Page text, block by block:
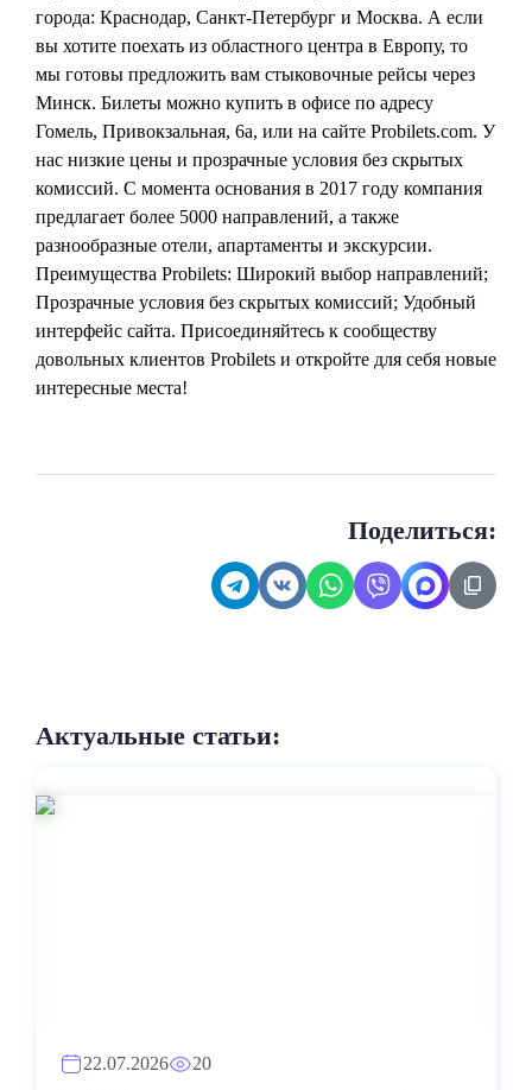
города: Краснодар, Санкт-Петербург и Москва. А если
вы хотите поехать из областного центра в Европу, то
мы готовы предложить вам стыковочные рейсы через
Минск. Билеты можно купить в офисе по адресу
Гомель, Привокзальная, 6а, или на сайте Probilets.com. У
нас низкие цены и прозрачные условия без скрытых
комиссий. С момента основания в 2017 году компания
предлагает более 5000 направлений, а также
разнообразные отели, апартаменты и экскурсии.
Преимущества Probilets: Широкий выбор направлений;
Прозрачные условия без скрытых комиссий; Удобный
интерфейс сайта. Присоединяйтесь к сообществу
довольных клиентов Probilets и откройте для себя новые
интересные места!
Поделиться:
Актуальные статьи:
22.07.2026 20